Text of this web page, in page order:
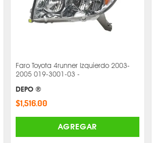
Faro Toyota 4runner Izquierdo 2003-
2005 019-3001-03 -
DEPO ®
$1,516.00
AGREGAR